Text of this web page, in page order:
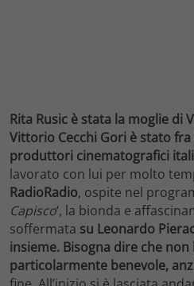
Rita Rusic è stata la moglie di
Vittorio Cecchi Gori è stato
produttori cinematografici
lavorato con lui per molto
RadioRadio, ospite nel
Capisco‘, la bionda e
soffermata su Leonardo
insieme. Bisogna dire che
particolarmente benevole,